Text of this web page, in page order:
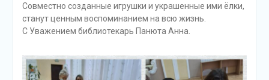
Совместно созданные игрушки и украшенные ими ёлки,
станут ценным воспоминанием на всю жизнь.
С Уважением библиотекарь Панюта Анна.